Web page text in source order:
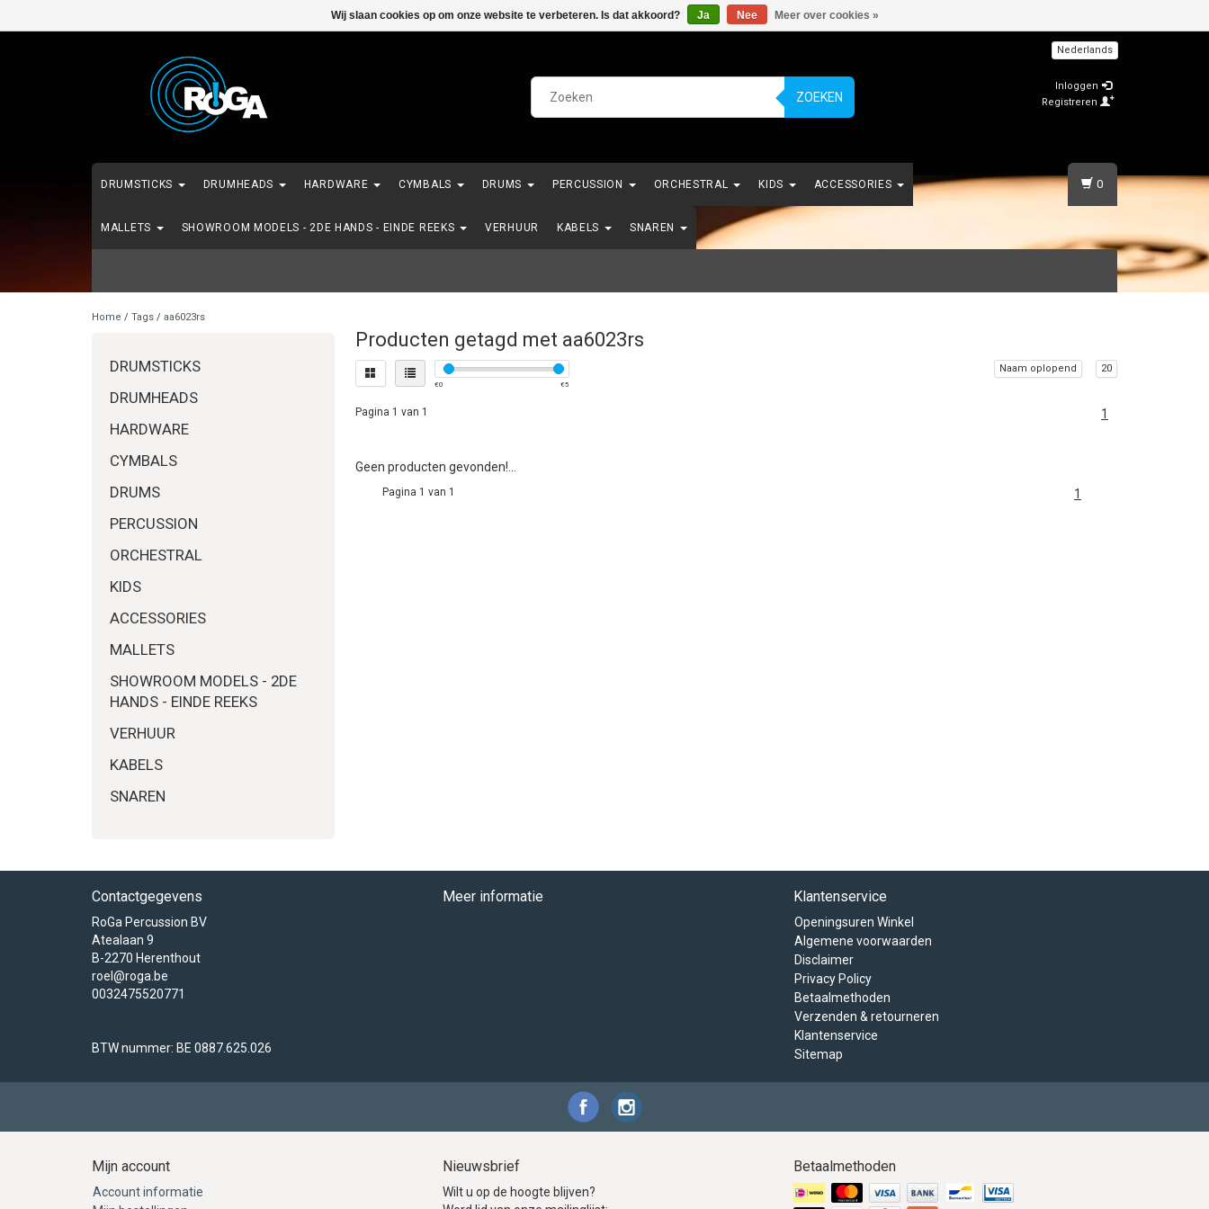
ZOEKEN
Nederlands
Inloggen
Registreren
DRUMSTICKS DRUMHEADS HARDWARE CYMBALS DRUMS PERCUSSION ORCHESTRAL KIDS ACCESSORIES
MALLETS SHOWROOM MODELS - 2DE HANDS - EINDE REEKS VERHUUR KABELS SNAREN
0
Home / Tags / aa6023rs
DRUMSTICKS
DRUMHEADS
HARDWARE
CYMBALS
DRUMS
PERCUSSION
ORCHESTRAL
KIDS
ACCESSORIES
MALLETS
SHOWROOM MODELS - 2DE
HANDS - EINDE REEKS
VERHUUR
KABELS
SNAREN
Producten getagd met aa6023rs
€0 €5
Naam oplopend 20
Pagina 1 van 1 1
Geen producten gevonden!...
Pagina 1 van 1 1
Contactgegevens
RoGa Percussion BV
Atealaan 9
B-2270 Herenthout
roel@roga.be
0032475520771
BTW nummer: BE 0887.625.026
Meer informatie Klantenservice
Openingsuren Winkel
Algemene voorwaarden
Disclaimer
Privacy Policy
Betaalmethoden
Verzenden & retourneren
Klantenservice
Sitemap
Mijn account
Account informatie
Nieuwsbrief
Wilt u op de hoogte blijven?
Betaalmethoden
Wij slaan cookies op om onze website te verbeteren. Is dat akkoord? Ja Nee Meer over cookies »